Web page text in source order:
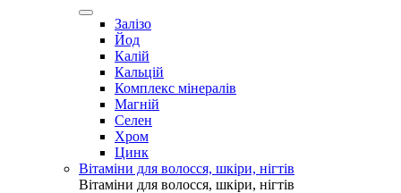
Залізо
Йод
Калій
Кальцій
Комплекс мінералів
Магній
Селен
Хром
Цинк
Вітаміни для волосся, шкіри, нігтів
Вітаміни для волосся, шкіри, нігтів